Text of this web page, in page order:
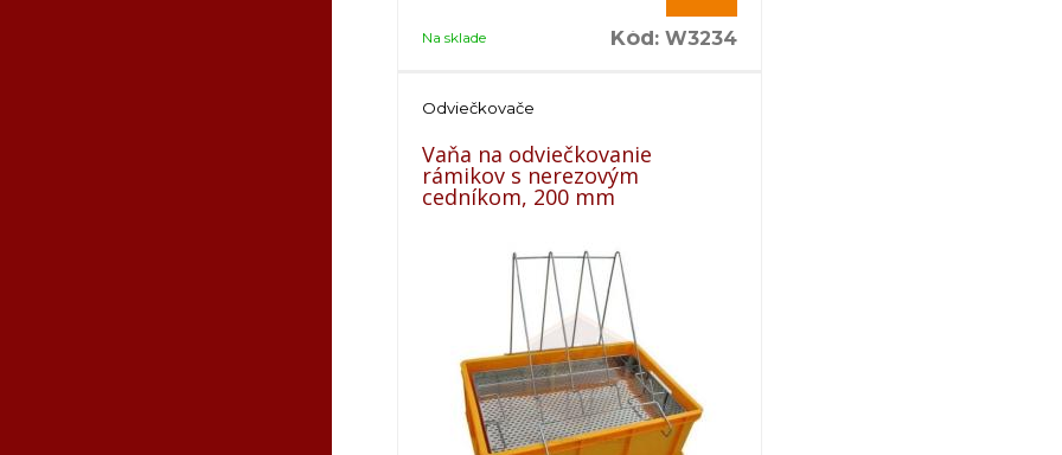
Na sklade Kód: W3234
Odviečkovače
Vaňa na odviečkovanie
rámikov s nerezovým
cedníkom, 200 mm